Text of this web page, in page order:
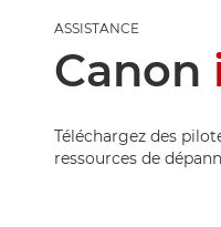
ASSISTANCE
Canon
Téléchargez des
ressources de